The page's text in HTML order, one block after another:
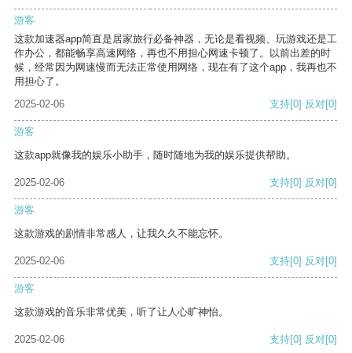
游客
这款加速器app简直是居家旅行必备神器，无论是看视频、玩游戏还是工
作办公，都能畅享高速网络，再也不用担心网速卡顿了。以前出差的时
候，经常因为网速慢而无法正常使用网络，现在有了这个app，我再也不
用担心了。
2025-02-06
支持[0] 反对[0]
游客
这款app就像我的娱乐小助手，随时随地为我的娱乐提供帮助。
2025-02-06 支持[0] 反对[0]
游客
这款游戏的剧情非常感人，让我久久不能忘怀。
2025-02-06 支持[0] 反对[0]
游客
这款游戏的音乐非常优美，听了让人心旷神怡。
2025-02-06 支持[0] 反对[0]